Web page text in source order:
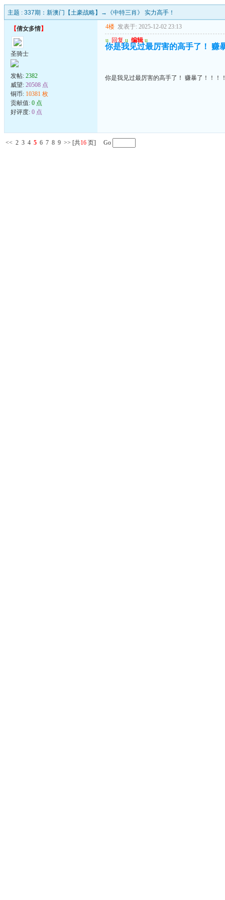
主题 : 337期：新澳门【土豪战略】→《中特三肖》 实力高手！
【倩女多情】
圣骑士
发帖: 2382
威望: 20508 点
铜币: 10381 枚
贡献值: 0 点
好评度: 0 点
4楼 发表于: 2025-12-02 23:13
u 回复 u 编辑 u
你是我见过最厉害的高手了！ 赚
你是我见过最厉害的高手了！ 赚暴了！！！
<< 2 3 4 5 6 7 8 9 >> [共16 页] Go